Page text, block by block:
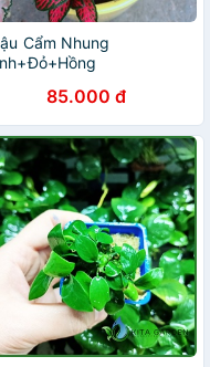
Cẩm Nhung
85.000 đ